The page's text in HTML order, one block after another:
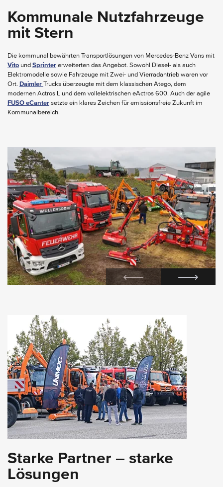
Kommunale Nutzfahrzeuge
mit Stern
Die kommunal bewährten Transportlösungen von Mercedes-Benz Vans mit
Vito und Sprinter erweiterten das Angebot. Sowohl Diesel- als auch
Elektromodelle sowie Fahrzeuge mit Zwei- und Vierradantrieb waren vor
Ort. Daimler Trucks überzeugte mit dem klassischen Atego, dem
modernen Actros L und dem vollelektrischen eActros 600. Auch der agile
FUSO eCanter setzte ein klares Zeichen für emissionsfreie Zukunft im
Kommunalbereich.
Starke Partner – starke
Lösungen